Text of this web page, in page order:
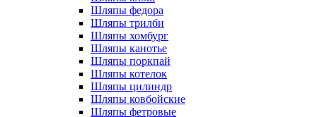
Шляпы федора
Шляпы трилби
Шляпы хомбург
Шляпы канотье
Шляпы поркпай
Шляпы котелок
Шляпы цилиндр
Шляпы ковбойские
Шляпы фетровые